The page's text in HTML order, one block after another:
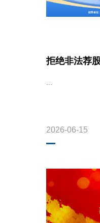
拒绝非法荐
2026-06-15